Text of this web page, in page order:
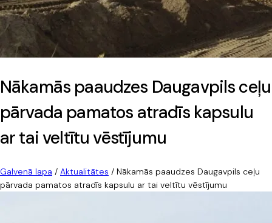
Nākamās paaudzes Daugavpils ceļu
pārvada pamatos atradīs kapsulu
ar tai veltītu vēstījumu
Galvenā lapa / Aktualitātes / Nākamās paaudzes Daugavpils ceļu
pārvada pamatos atradīs kapsulu ar tai veltītu vēstījumu